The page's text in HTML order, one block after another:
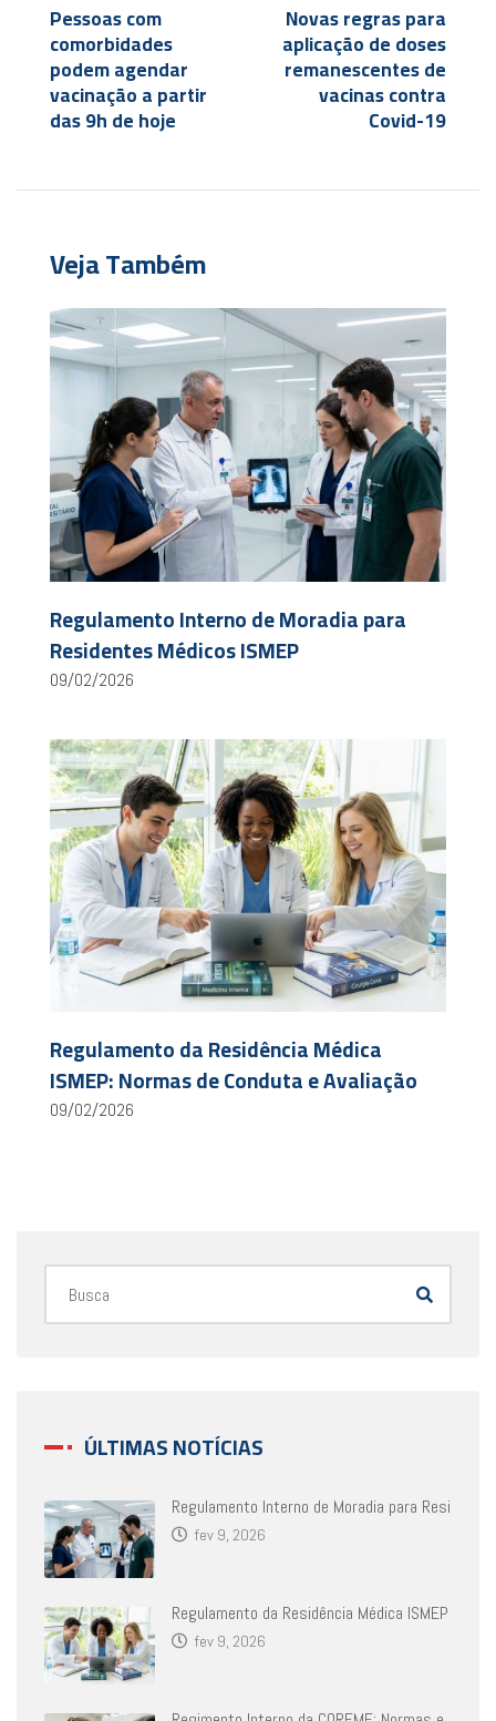
Pessoas com
comorbidades
podem agendar
vacinação a partir
das 9h de hoje
Novas regras para
aplicação de doses
remanescentes de
vacinas contra
Covid-19
Veja Também
Regulamento Interno de Moradia para
Residentes Médicos ISMEP
09/02/2026
Regulamento da Residência Médica
ISMEP: Normas de Conduta e Avaliação
09/02/2026
ÚLTIMAS NOTÍCIAS
Regulamento Interno de Moradia para Resi
fev 9, 2026
Regulamento da Residência Médica ISMEP
fev 9, 2026